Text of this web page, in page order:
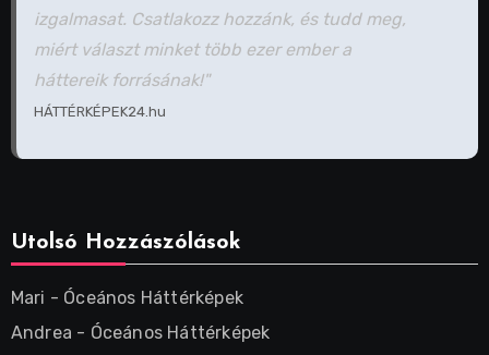
izgalmasat. Csatlakozz hozzánk, és tudd meg,
miért választ minket több ezer ember a
háttereik forrásának!"
HÁTTÉRKÉPEK24.hu
Utolsó Hozzászólások
Mari - Óceános Háttérképek
Andrea - Óceános Háttérképek